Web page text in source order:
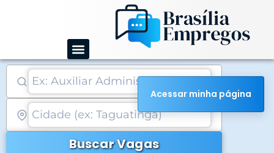
conteúdo
Buscar Vagas
Acessar minha página